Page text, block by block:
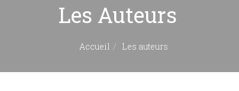
Les Auteurs
Accueil Les auteurs